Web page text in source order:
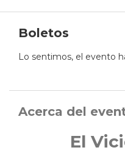
Boletos
Lo sentimos, el evento
Acerca del
El